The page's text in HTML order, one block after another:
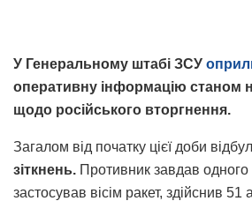
У Генеральному штабі ЗСУ
оперативну інформацію станом
щодо російського вторгнення.
Загалом від початку цієї доби
зіткнень. Противник завдав одного
застосував вісім ракет, здійснив 51